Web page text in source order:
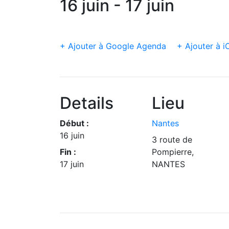
16 juin - 17 juin
+ Ajouter à Google Agenda + Ajouter à
Details
Début :
16 juin
Fin :
17 juin
Lieu
Nantes
3 route de
Pompierre,
NANTES